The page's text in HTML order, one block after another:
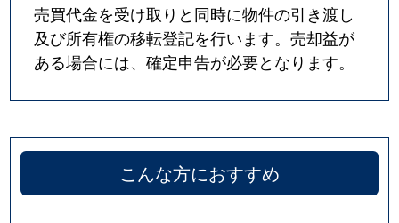
売買代金を受け取りと同時に物件の引き渡し
及び所有権の移転登記を行います。売却益が
ある場合には、確定申告が必要となります。
こんな方におすすめ